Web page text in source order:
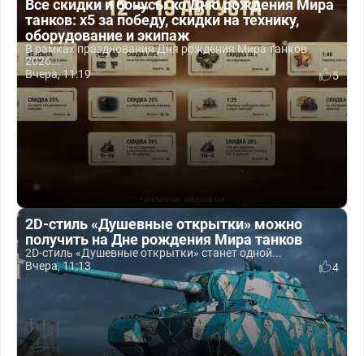
Все скидки и бонусы ко Дню рождения Мира
танков: x5 за победу, скидки на технику,
оборудование и экипаж
В рамках празднования Дня рождения Мира танков
2026...
Вчера, 11:19
5
2D-стиль «Душевные открытки» можно
получить на Дне рождения Мира танков
2D-стиль «Душевные открытки» станет одной...
Вчера, 11:13
4